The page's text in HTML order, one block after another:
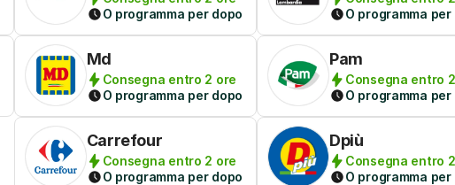
O programma per dopo
O programma per
Md
Consegna entro 2 ore
O programma per dopo
Pam
Consegna entro
O programma per
Carrefour
Consegna entro 2 ore
O programma per dopo
Dpiù
Consegna entro
O programma per